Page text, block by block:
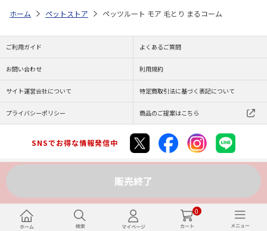
0
販売終了
ホーム ペットストア ペッツルート モア 毛とり まるコーム
ご利用ガイド よくあるご質問
お問い合わせ 利用規約
サイト運営会社について 特定商取引法に基づく表記について
プライバシーポリシー 商品のご提案はこちら
SNSでお得な情報発信中